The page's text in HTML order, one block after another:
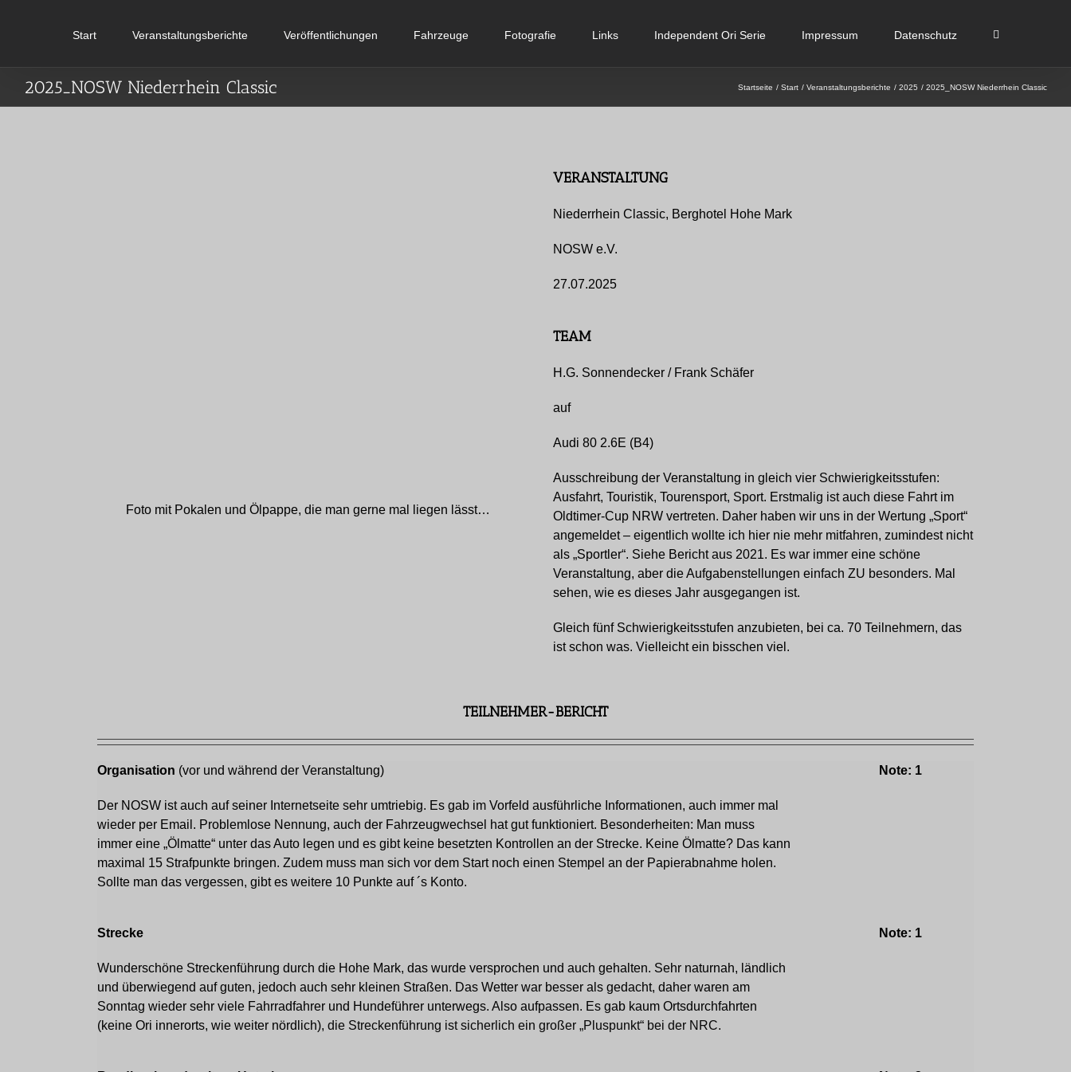
Start Veranstaltungsberichte Veröffentlichungen Fahrzeuge Fotografie Links Independent Ori Serie Impressum Datenschutz
2025_NOSW Niederrhein Classic Startseite Start Veranstaltungsberichte 2025 2025_NOSW Niederrhein Classic
VERANSTALTUNG
Niederrhein Classic, Berghotel Hohe Mark
NOSW e.V.
27.07.2025
Foto mit Pokalen und Ölpappe, die man gerne mal liegen lässt…
TEAM
H.G. Sonnendecker / Frank Schäfer
auf
Audi 80 2.6E (B4)
Ausschreibung der Veranstaltung in gleich vier Schwierigkeitsstufen:
Ausfahrt, Touristik, Tourensport, Sport. Erstmalig ist auch diese Fahrt im
Oldtimer-Cup NRW vertreten. Daher haben wir uns in der Wertung „Sport“
angemeldet – eigentlich wollte ich hier nie mehr mitfahren, zumindest nicht
als „Sportler“. Siehe Bericht aus 2021. Es war immer eine schöne
Veranstaltung, aber die Aufgabenstellungen einfach ZU besonders. Mal
sehen, wie es dieses Jahr ausgegangen ist.
Gleich fünf Schwierigkeitsstufen anzubieten, bei ca. 70 Teilnehmern, das
ist schon was. Vielleicht ein bisschen viel.
TEILNEHMER-BERICHT
Organisation (vor und während der Veranstaltung)
Der NOSW ist auch auf seiner Internetseite sehr umtriebig. Es gab im Vorfeld ausführliche Informationen, auch immer mal
wieder per Email. Problemlose Nennung, auch der Fahrzeugwechsel hat gut funktioniert. Besonderheiten: Man muss
immer eine „Ölmatte“ unter das Auto legen und es gibt keine besetzten Kontrollen an der Strecke. Keine Ölmatte? Das kann
maximal 15 Strafpunkte bringen. Zudem muss man sich vor dem Start noch einen Stempel an der Papierabnahme holen.
Sollte man das vergessen, gibt es weitere 10 Punkte auf ´s Konto.
Note: 1
Strecke
Wunderschöne Streckenführung durch die Hohe Mark, das wurde versprochen und auch gehalten. Sehr naturnah, ländlich
und überwiegend auf guten, jedoch auch sehr kleinen Straßen. Das Wetter war besser als gedacht, daher waren am
Sonntag wieder sehr viele Fahrradfahrer und Hundeführer unterwegs. Also aufpassen. Es gab kaum Ortsdurchfahrten
(keine Ori innerorts, wie weiter nördlich), dieStreckenführung ist sicherlich ein großer „Pluspunkt“ bei der NRC.
Note: 1